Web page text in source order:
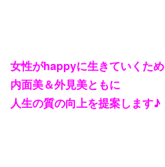
女性がhappyに生きていくため
内面美＆外見美ともに
人生の質の向上を提案します♪